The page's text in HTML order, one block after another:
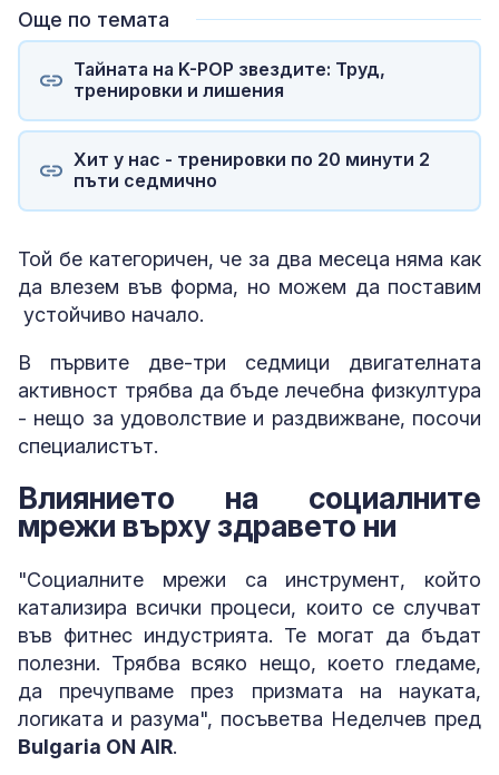
Още по темата
Тайната на K-POP звездите: Труд,
тренировки и лишения
Хит у нас - тренировки по 20 минути 2
пъти седмично
Той бе категоричен, че за два месеца няма как
да влезем във форма, но можем да поставим
устойчиво начало.
В първите две-три седмици двигателната
активност трябва да бъде лечебна физкултура
- нещо за удоволствие и раздвижване, посочи
специалистът.
Влиянието на социалните
мрежи върху здравето ни
"Социалните мрежи са инструмент, който
катализира всички процеси, които се случват
във фитнес индустрията. Те могат да бъдат
полезни. Трябва всяко нещо, което гледаме,
да пречупваме през призмата на науката,
логиката и разума", посъветва Неделчев пред
Bulgaria ON AIR.